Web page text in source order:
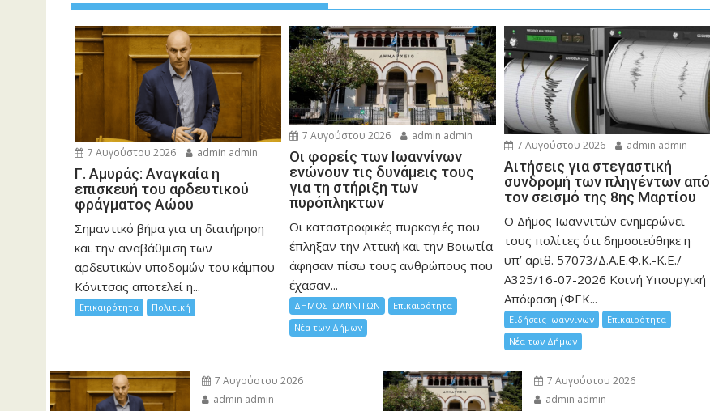
7 Αυγούστου 2026 admin admin
Γ. Αμυράς: Αναγκαία η
επισκευή του αρδευτικού
φράγματος Αώου
Σημαντικό βήμα για τη διατήρηση
και την αναβάθμιση των
αρδευτικών υποδομών του κάμπου
Κόνιτσας αποτελεί η...
Επικαιρότητα Πολιτική
7 Αυγούστου 2026 admin admin
Οι φορείς των Ιωαννίνων
ενώνουν τις δυνάμεις τους
για τη στήριξη των
πυρόπληκτων
Οι καταστροφικές πυρκαγιές που
έπληξαν την Αττική και την Bοιωτία
άφησαν πίσω τους ανθρώπους που
έχασαν...
ΔΗΜΟΣ ΙΩΑΝΝΙΤΩΝ
Επικαιρότητα
Νέα των Δήμων
7 Αυγούστου 2026 admin admin
Αιτήσεις για στεγαστική
συνδρομή των πληγέντων από
τον σεισμό της 8ης Μαρτίου
Ο Δήμος Ιωαννιτών ενημερώνει
τους πολίτες ότι δημοσιεύθηκε η
υπ’ αριθ. 57073/Δ.Α.Ε.Φ.Κ.-Κ.Ε./
Α325/16-07-2026 Κοινή Υπουργική
Απόφαση (ΦΕΚ...
Ειδήσεις Ιωαννίνων
Επικαιρότητα
Νέα των Δήμων
7 Αυγούστου 2026
admin admin
7 Αυγούστου 2026
admin admin